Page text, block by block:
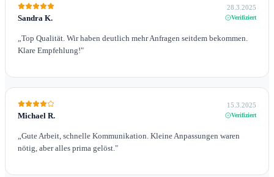
Sandra K.
28.3.2025
Verifiziert
„Top Qualität. Wir haben deutlich mehr Anfragen seitdem bekommen.
Klare Empfehlung!"
Michael R.
15.3.2025
Verifiziert
„Gute Arbeit, schnelle Kommunikation. Kleine Anpassungen waren
nötig, aber alles prima gelöst."